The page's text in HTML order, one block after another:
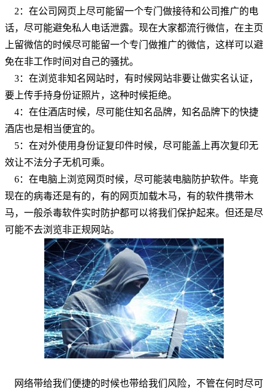
2：在公司网页上尽可能留一个专门做接待和公司推广的电
话，尽可能避免私人电话泄露。现在大家都流行微信，在主页
上留微信的时候尽可能留一个专门做推广的微信，这样可以避
免在非工作时间对自己的骚扰。
3：在浏览非知名网站时，有时候网站非要让做实名认证，
要上传手持身份证照片，这种时候拒绝。
4：在住酒店时候，尽可能住知名品牌，知名品牌下的快捷
酒店也是相当便宜的。
5：在对外使用身份证复印件时候，尽可能盖上再次复印无
效让不法分子无机可乘。
6：在电脑上浏览网页时候，尽可能装电脑防护软件。毕竟
现在的病毒还是有的，有的网页加载木马，有的软件携带木
马，一般杀毒软件实时防护都可以将我们保护起来。但还是尽
可能不去浏览非正规网站。
网络带给我们便捷的时候也带给我们风险，不管在何时尽可